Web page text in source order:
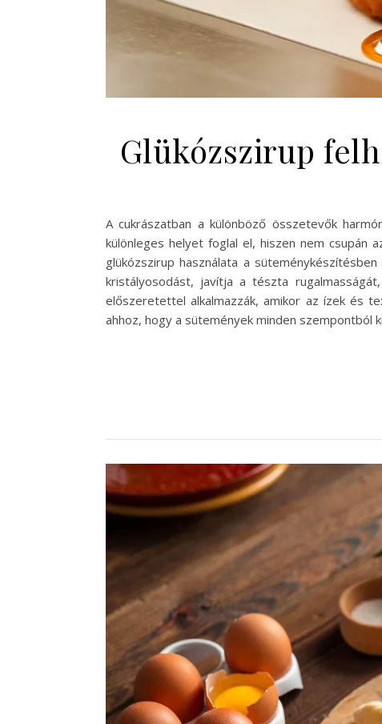
Glükózszirup
A cukrászatban a különböző összetevők
különleges helyet foglal el, hiszen nem csupán
glükózszirup használata a
kristályosodást, javítja a tészta
előszeretettel alkalmazzák, amikor az ízek és
ahhoz, hogy a sütemények minden szempontból